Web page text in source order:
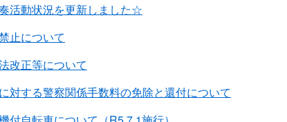
奏活動状況を更新しました☆
止について
改正等について
対する警察関係手数料の免除と還付について